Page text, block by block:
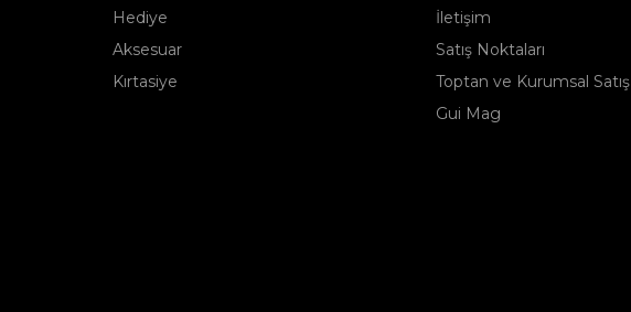
Hediye
Aksesuar
Kırtasiye
İletişim
Satış Noktaları
Toptan ve Kurumsal Satış
Gui Mag